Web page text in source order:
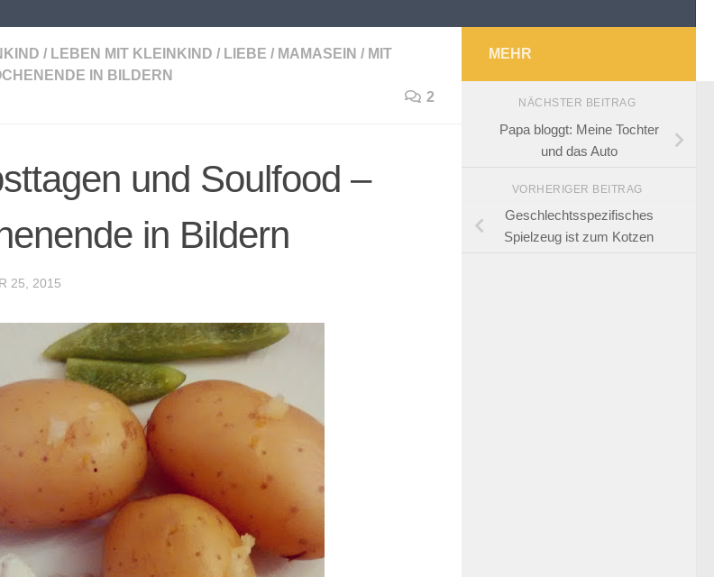
/ LEBEN MIT KLEINKIND / LIEBE / MAMASEIN / MIT
IN BILDERN
2
und Soulfood –
in Bildern
25, 2015
MEHR
NÄCHSTER BEITRAG
Papa bloggt: Meine Tochter
und das Auto
VORHERIGER BEITRAG
Geschlechtsspezifisches
Spielzeug ist zum Kotzen